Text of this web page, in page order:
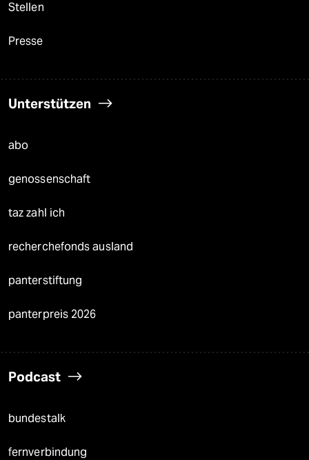
Stellen
Presse
Unterstützen
abo
genossenschaft
taz zahl ich
recherchefonds ausland
panterstiftung
panterpreis 2026
Podcast
bundestalk
fernverbindung